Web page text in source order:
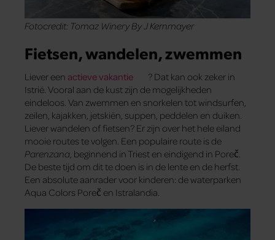
Fotocredit: Tomaz Winery By J Kernmayer
Fietsen, wandelen, zwemmen
Liever een actieve vakantie
? Dat kan ook zeker in
Istrië. Vooral aan de kust zijn de mogelijkheden
eindeloos. Van zwemmen en snorkelen tot windsurfen,
zeilen, kajakken, jetskiën, suppen, peddelen en duiken.
Liever wandelen of fietsen? Er zijn over het hele eiland
mooie routes te volgen. Een populaire route is de
Parenzana , beginnend in Triest en eindigend in Poreč.
De beste tijd om dit te doen is in de lente en de herfst.
Een absolute aanrader voor kinderen: de waterparken
Aqua Colors Poreč en Istralandia.